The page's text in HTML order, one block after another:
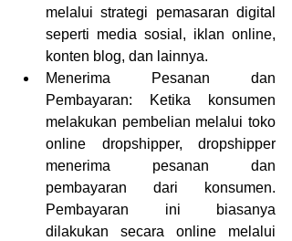
melalui strategi pemasaran digital
seperti media sosial, iklan online,
konten blog, dan lainnya.
Menerima Pesanan dan
Pembayaran: Ketika konsumen
melakukan pembelian melalui toko
online dropshipper, dropshipper
menerima pesanan dan
pembayaran dari konsumen.
Pembayaran ini biasanya
dilakukan secara online melalui